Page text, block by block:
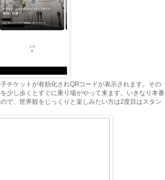
チケットが有効化されQRコードが表示されます。その
少し歩くとすぐに乗り場がやって来ます。いきなり本番
で、世界観をじっくりと楽しみたい方は2度目はスタン